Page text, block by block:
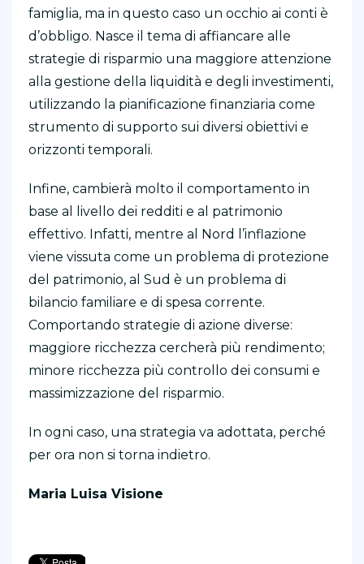
famiglia, ma in questo caso un occhio ai conti è
d’obbligo. Nasce il tema di affiancare alle
strategie di risparmio una maggiore attenzione
alla gestione della liquidità e degli investimenti,
utilizzando la pianificazione finanziaria come
strumento di supporto sui diversi obiettivi e
orizzonti temporali.
Infine, cambierà molto il comportamento in
base al livello dei redditi e al patrimonio
effettivo. Infatti, mentre al Nord l’inflazione
viene vissuta come un problema di protezione
del patrimonio, al Sud è un problema di
bilancio familiare e di spesa corrente.
Comportando strategie di azione diverse:
maggiore ricchezza cercherà più rendimento;
minore ricchezza più controllo dei consumi e
massimizzazione del risparmio.
In ogni caso, una strategia va adottata, perché
per ora non si torna indietro.
Maria Luisa Visione